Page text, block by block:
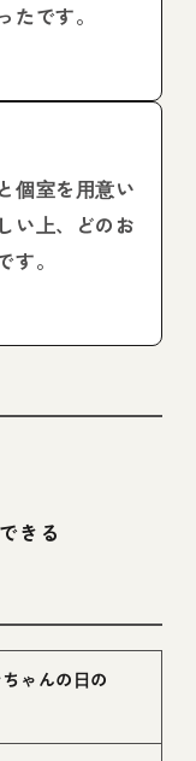
です。
個室を用意い
い上、どのお
。
きる
ゃんの日の